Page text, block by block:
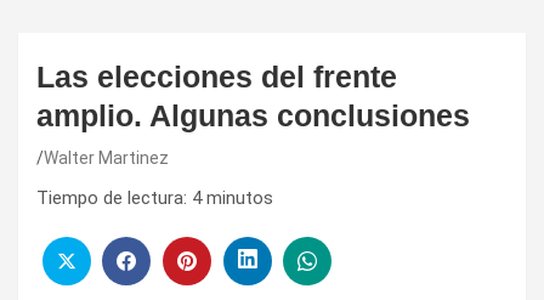
Las elecciones del frente
amplio. Algunas conclusiones
Walter Martinez
Tiempo de lectura: 4 minutos